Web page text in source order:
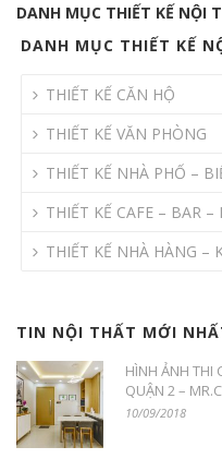
DANH MỤC THIẾT KẾ NỘI
DANH MỤC THIẾT KẾ
THIẾT KẾ CĂN HỘ
THIẾT KẾ VĂN PHÒNG
THIẾT KẾ NHÀ PHỐ –
THIẾT KẾ CAFE – BAR –
THIẾT KẾ NHÀ HÀNG –
TIN NỘI THẤT MỚI
HÌNH ẢNH THI
QUẬN 2 –
10/09/2018